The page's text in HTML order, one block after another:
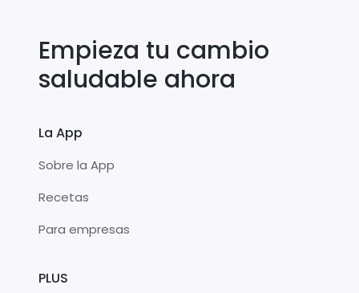
Empieza tu cambio
saludable ahora
La App
Sobre la App
Recetas
Para empresas
PLUS